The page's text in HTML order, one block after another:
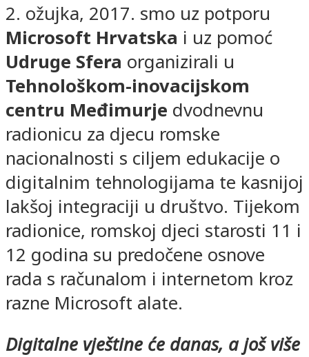
2. ožujka, 2017. smo uz potporu
Microsoft Hrvatska i uz pomoć
Udruge Sfera organizirali u
Tehnološkom-inovacijskom
centru Međimurje dvodnevnu
radionicu za djecu romske
nacionalnosti s ciljem edukacije o
digitalnim tehnologijama te kasnijoj
lakšoj integraciji u društvo. Tijekom
radionice, romskoj djeci starosti 11 i
12 godina su predočene osnove
rada s računalom i internetom kroz
razne Microsoft alate.
Digitalne vještine će danas, a još više